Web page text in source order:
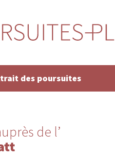
des poursuites
de l’